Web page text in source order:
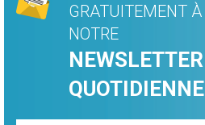
GRATUITEMENT À
NOTRE
NEWSLETTER
QUOTIDIENNE